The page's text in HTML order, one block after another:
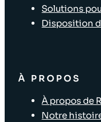
Solutions
Disposition
À PROPOS
À propos de
Notre